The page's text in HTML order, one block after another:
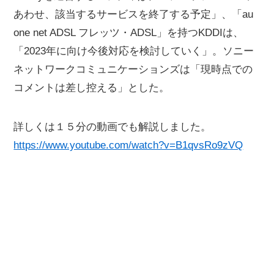
あわせ、該当するサービスを終了する予定」、「au
one net ADSL フレッツ・ADSL」を持つKDDIは、
「2023年に向け今後対応を検討していく」。ソニー
ネットワークコミュニケーションズは「現時点での
コメントは差し控える」とした。
詳しくは１５分の動画でも解説しました。
https://www.youtube.com/watch?v=B1qvsRo9zVQ